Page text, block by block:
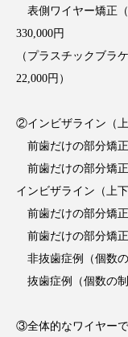
表側ワイヤー矯正
330,000円
（プラスチックブ
22,000円）
②インビザライン（上
前歯だけの部分矯
前歯だけの部分矯
インビザライン（上下
前歯だけの部分矯
前歯だけの部分矯
非抜歯症例（個数の
抜歯症例（個数の制
③全体的なワイヤー